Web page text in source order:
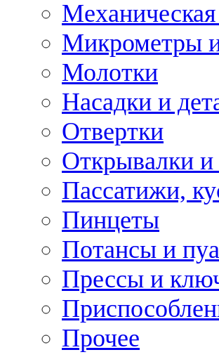
Микрометры
Молотки
Насадки и
Отвертки
Открывалки
Пассатижи,
Пинцеты
Потансы и
Прессы и
Прочее